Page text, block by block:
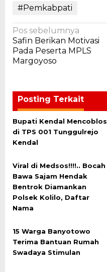
#Pemkabpati
Navigasi
pos
Pos sebelumnya
Safin Berikan Motivasi
Pada Peserta MPLS
Margoyoso
Posting Terkait
Bupati Kendal Mencoblos
di TPS 001 Tunggulrejo
Kendal
Viral di Medsos!!!!.. Bocah
Bawa Sajam Hendak
Bentrok Diamankan
Polsek Kolilo, Daftar
Nama
15 Warga Banyotowo
Terima Bantuan Rumah
Swadaya Stimulan